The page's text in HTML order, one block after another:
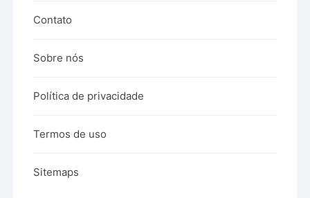
Contato
Sobre nós
Política de privacidade
Termos de uso
Sitemaps